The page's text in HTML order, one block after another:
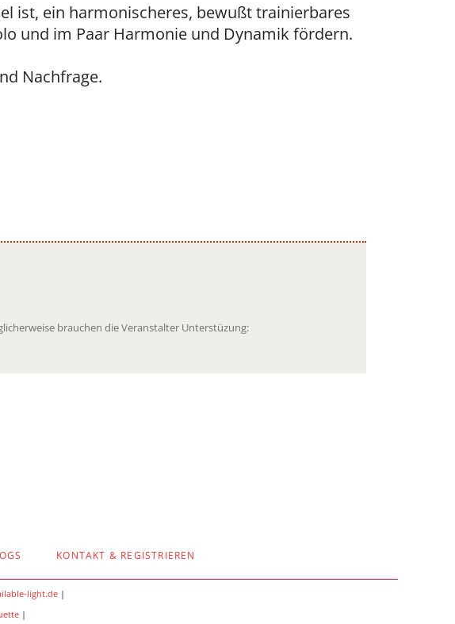
ist, ein harmonischeres, bewußt trainierbares
und im Paar Harmonie und Dynamik fördern.
Nachfrage.
brauchen die Veranstalter Unterstüzung:
KONTAKT & REGISTRIEREN
light.de|
|